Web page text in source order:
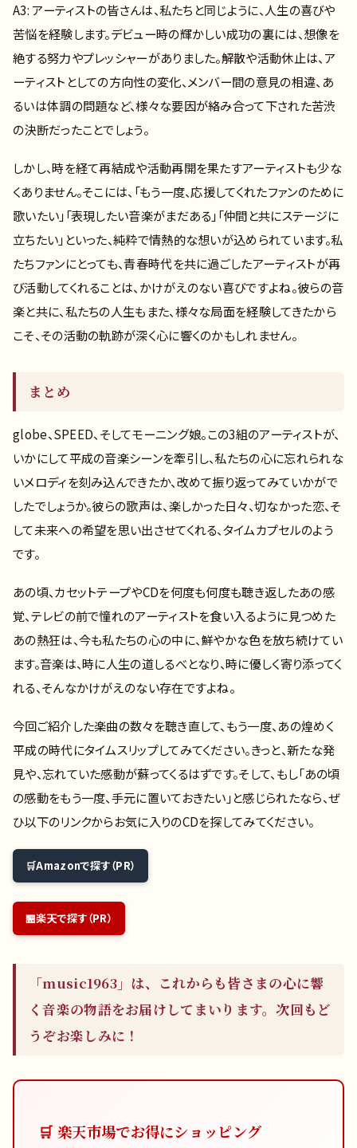
A3: アーティストの皆さんは、私たちと同じように、人生の喜びや
苦悩を経験します。デビュー時の輝かしい成功の裏には、想像を
絶する努力やプレッシャーがありました。解散や活動休止は、ア
ーティストとしての方向性の変化、メンバー間の意見の相違、あ
るいは体調の問題など、様々な要因が絡み合って下された苦渋
の決断だったことでしょう。
しかし、時を経て再結成や活動再開を果たすアーティストも少な
くありません。そこには、「もう一度、応援してくれたファンのために
歌いたい」「表現したい音楽がまだある」「仲間と共にステージに
立ちたい」といった、純粋で情熱的な想いが込められています。私
たちファンにとっても、青春時代を共に過ごしたアーティストが再
び活動してくれることは、かけがえのない喜びですよね。彼らの音
楽と共に、私たちの人生もまた、様々な局面を経験してきたから
こそ、その活動の軌跡が深く心に響くのかもしれません。
まとめ
globe、SPEED、そしてモーニング娘。この3組のアーティストが、
いかにして平成の音楽シーンを牽引し、私たちの心に忘れられな
いメロディを刻み込んできたか、改めて振り返ってみていかがで
したでしょうか。彼らの歌声は、楽しかった日々、切なかった恋、そ
して未来への希望を思い出させてくれる、タイムカプセルのよう
です。
あの頃、カセットテープやCDを何度も何度も聴き返したあの感
覚、テレビの前で憧れのアーティストを食い入るように見つめた
あの熱狂は、今も私たちの心の中に、鮮やかな色を放ち続けてい
ます。音楽は、時に人生の道しるべとなり、時に優しく寄り添ってく
れる、そんなかけがえのない存在ですよね。
今回ご紹介した楽曲の数々を聴き直して、もう一度、あの煌めく
平成の時代にタイムスリップしてみてください。きっと、新たな発
見や、忘れていた感動が蘇ってくるはずです。そして、もし「あの頃
の感動をもう一度、手元に置いておきたい」と感じられたなら、ぜ
ひ以下のリンクからお気に入りのCDを探してみてください。
Amazonで探す（PR）
楽天で探す（PR）
「music1963」は、これからも皆さまの心に響
く音楽の物語をお届けしてまいります。次回もど
うぞお楽しみに！
🛒 楽天市場でお得にショッピング